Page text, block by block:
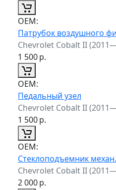
ОЕМ:
Патрубок воздушного
Chevrolet Cobalt II
1 500р.
ОЕМ:
Педальный узел
Chevrolet Cobalt II
1 500р.
ОЕМ:
Стеклоподъемник
Chevrolet Cobalt II
2 000р.